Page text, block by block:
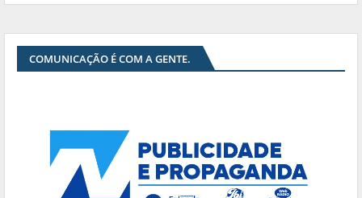
COMUNICAÇÃO É COM A GENTE.